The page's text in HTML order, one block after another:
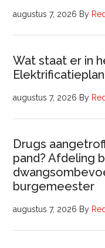
augustus 7, 2026 By
Wat staat er in
augustus 7, 2026 By
Drugs
pand? Afdeling
burgemeester
augustus 7, 2026 By